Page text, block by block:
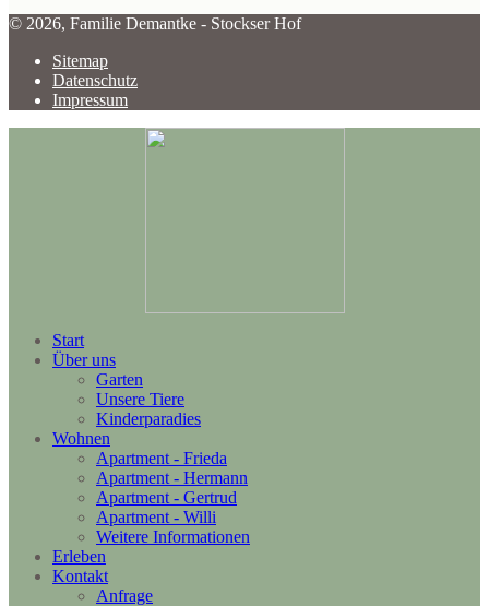
© 2026, Familie Demantke - Stockser Hof
Sitemap
Datenschutz
Impressum
Start
Über uns
Garten
Unsere Tiere
Kinderparadies
Wohnen
Apartment - Frieda
Apartment - Hermann
Apartment - Gertrud
Apartment - Willi
Weitere Informationen
Erleben
Kontakt
Anfrage